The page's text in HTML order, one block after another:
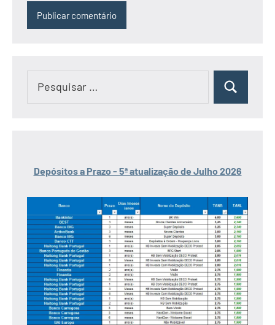
Pesquisar
Depósitos a Prazo - 5ª atualização de Julho 2026